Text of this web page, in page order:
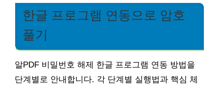
한글 프로그램 연동으로 암호
풀기
알PDF 비밀번호 해제 한글 프로그램 연동 방법을
단계별로 안내합니다. 각 단계별 실행법과 핵심 체